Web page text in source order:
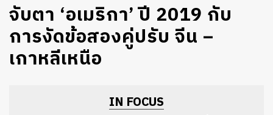
จับตา ‘อเมริกา’ ปี 2019 กับ
การงัดข้อสองคู่ปรับ จีน –
เกาหลีเหนือ
IN FOCUS